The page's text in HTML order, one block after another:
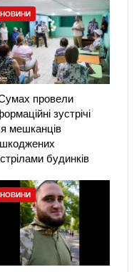
НОВИНИ
провели
зустрічі
мешканців
будинків
НОВИНИ